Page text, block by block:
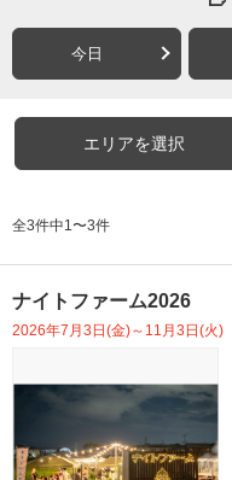
今日
エリアを選択
全3件中1〜3件
ナイトファーム2026
2026年7月3日(金)～11月3日(火)